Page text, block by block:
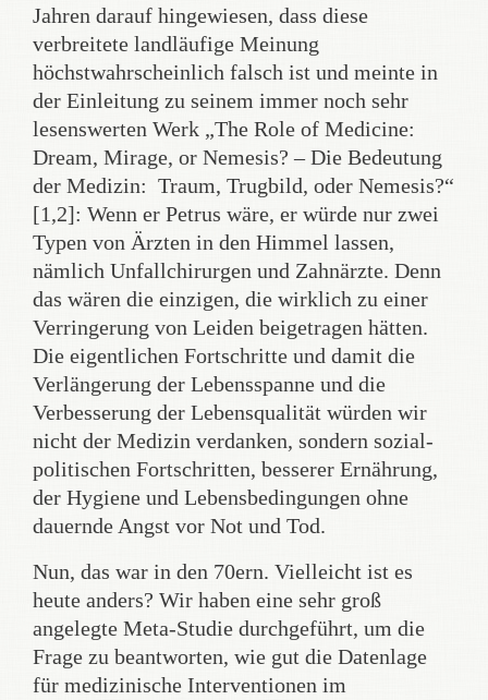
Jahren darauf hingewiesen, dass diese
verbreitete landläufige Meinung
höchstwahrscheinlich falsch ist und meinte in
der Einleitung zu seinem immer noch sehr
lesenswerten Werk „The Role of Medicine:
Dream, Mirage, or Nemesis? – Die Bedeutung
der Medizin: Traum, Trugbild, oder Nemesis?“
[1,2]: Wenn er Petrus wäre, er würde nur zwei
Typen von Ärzten in den Himmel lassen,
nämlich Unfallchirurgen und Zahnärzte. Denn
das wären die einzigen, die wirklich zu einer
Verringerung von Leiden beigetragen hätten.
Die eigentlichen Fortschritte und damit die
Verlängerung der Lebensspanne und die
Verbesserung der Lebensqualität würden wir
nicht der Medizin verdanken, sondern sozial-
politischen Fortschritten, besserer Ernährung,
der Hygiene und Lebensbedingungen ohne
dauernde Angst vor Not und Tod.
Nun, das war in den 70ern. Vielleicht ist es
heute anders? Wir haben eine sehr groß
angelegte Meta-Studie durchgeführt, um die
Frage zu beantworten, wie gut die Datenlage
für medizinische Interventionen im